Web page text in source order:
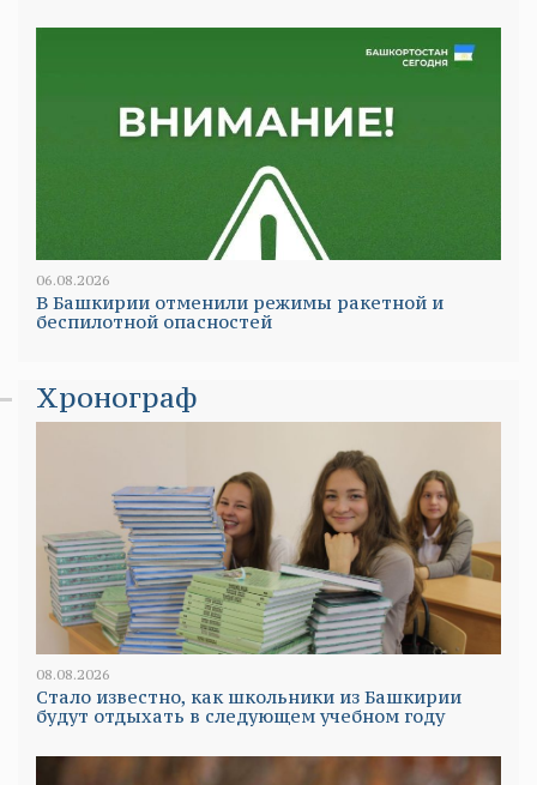
06.08.2026
В Башкирии отменили режимы ракетной и
беспилотной опасностей
Хронограф
08.08.2026
Стало известно, как школьники из Башкирии
будут отдыхать в следующем учебном году